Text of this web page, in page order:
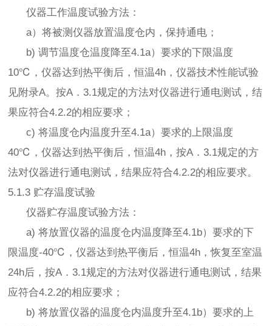
仪器工作温度试验方法：
a）将被测仪器放置温度仓内，保持通电；
b) 调节温度仓温度降至4.1a）要求的下限温度
10℃，仪器达到热平衡后，恒温4h，仪器技术性能试验
见附录A。按A．3.1规定的方法对仪器进行通电测试，结
果应符合4.2.2的相应要求；
c) 将温度仓内温度升至4.1a）要求的上限温度
40℃，仪器达到热平衡后，恒温4h，按A．3.1规定的方
法对仪器进行通电测试，结果应符合4.2.2的相应要求。
5.1.3 贮存温度试验
仪器贮存温度试验方法：
a) 将放置仪器的温度仓内温度降至4.1b）要求的下
限温度-40℃，仪器达到热平衡后，恒温4h，恢复至室温
24h后，按A．3.1规定的方法对仪器进行通电测试，结果
应符合4.2.2的相应要求；
b) 将放置仪器的温度仓内温度升至4.1b）要求的上